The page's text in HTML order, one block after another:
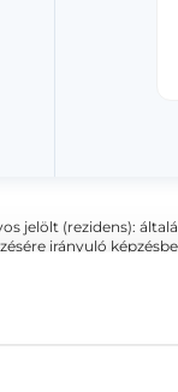
jelölt (rezidens):
irányuló
tartozik és azt
önállóan láthat